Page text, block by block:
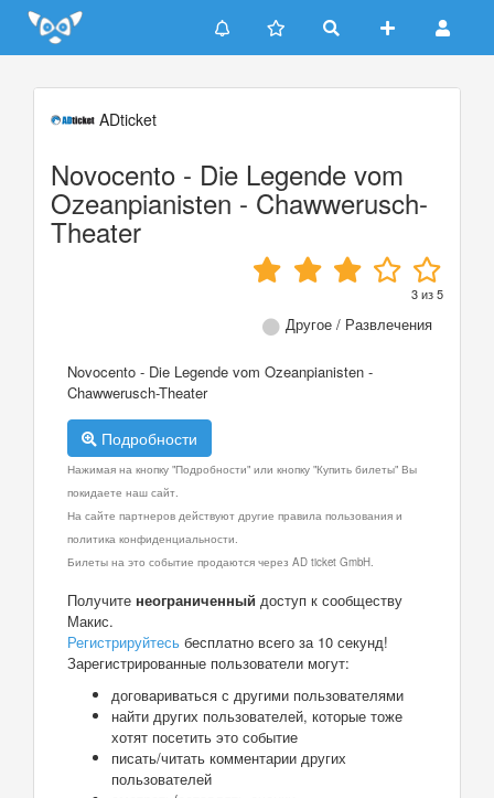
Update cookies preferences
ADticket
Novocento - Die Legende vom
Ozeanpianisten - Chawwerusch-
Theater
3из5
Другое / Развлечения
Novocento - Die Legende vom Ozeanpianisten -
Chawwerusch-Theater
Подробности
Нажимая на кнопку "Подробности" или кнопку "Купить билеты" Вы
покидаете наш сайт.
На сайте партнеров действуют другие правила пользования и
политика конфиденциальности.
Билеты на это событие продаются через AD ticket GmbH.
Получите неограниченный доступ к сообществу
Макис.
Регистрируйтесь бесплатно всего за 10 секунд!
Зарегистрированные пользователи могут:
договариваться с другими пользователями
найти других пользователей, которые тоже
хотят посетить это событие
писать/читать комментарии других
пользователей